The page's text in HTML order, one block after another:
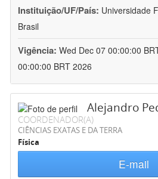
Instituição/UF/País: Universidade
Brasil
Vigência: Wed Dec 07 00:00:00
00:00:00 BRT 2026
Alejandro
COORDENADOR(A)
CIÊNCIAS EXATAS E DA TERRA
Física
E-mail